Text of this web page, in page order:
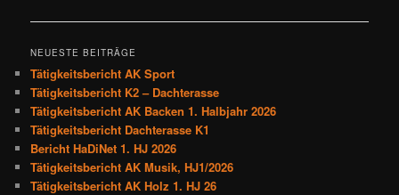
NEUESTE BEITRÄGE
Tätigkeitsbericht AK Sport
Tätigkeitsbericht K2 – Dachterasse
Tätigkeitsbericht AK Backen 1. Halbjahr 2026
Tätigkeitsbericht Dachterasse K1
Bericht HaDiNet 1. HJ 2026
Tätigkeitsbericht AK Musik, HJ1/2026
Tätigkeitsbericht AK Holz 1. HJ 26